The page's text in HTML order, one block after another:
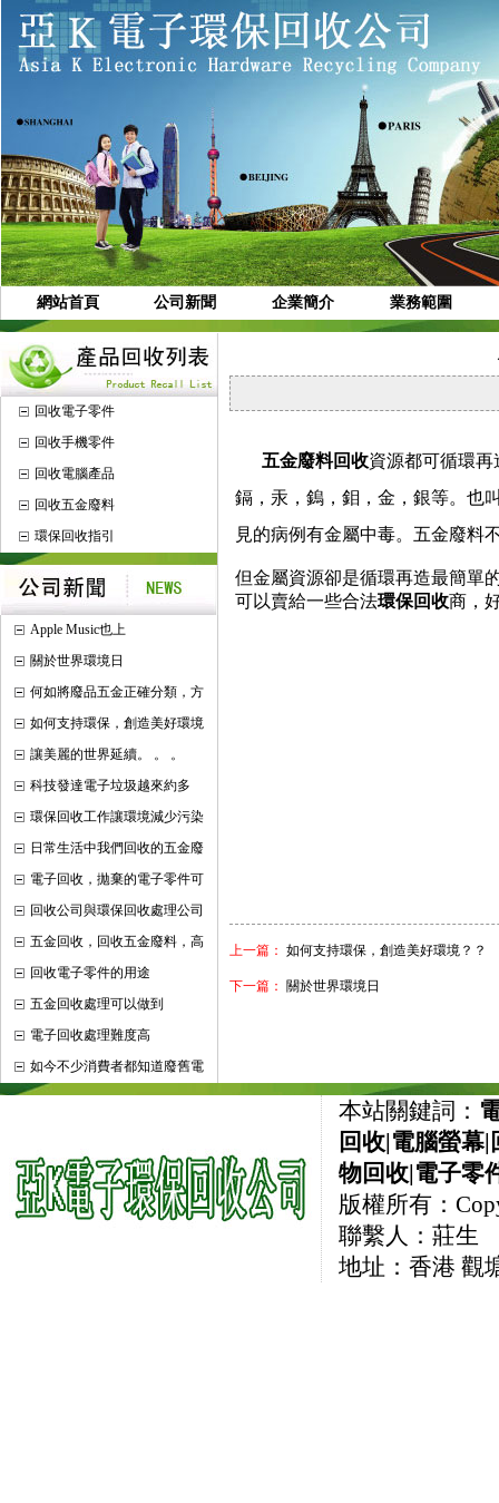
網站首頁 公司新聞 企業簡介 業務範圍
回收電子零件
回收手機零件
回收電腦產品
回收五金廢料
環保回收指引
Apple Music也上
關於世界環境日
何如將廢品五金正確分類，方
如何支持環保，創造美好環境
讓美麗的世界延續。 。 。
科技發達電子垃圾越來約多
環保回收工作讓環境減少污染
日常生活中我們回收的五金廢
電子回收，拋棄的電子零件可
回收公司與環保回收處理公司
五金回收，回收五金廢料，高
回收電子零件的用途
五金回收處理可以做到
電子回收處理難度高
如今不少消費者都知道廢舊電
五金廢料回收資源都可循環
鎘，汞，鎢，鉬，金，銀等。也
見的病例有金屬中毒。五金廢料
但金屬資源卻是循環再造最簡單
可以賣給一些合法環保回收商，
上一篇： 如何支持環保，創造美好環境？？
下一篇： 關於世界環境日
本站關鍵詞：
回收|電腦螢幕|
物回收|電子零
版權所有：
聯繫人：莊生
地址：香港 觀